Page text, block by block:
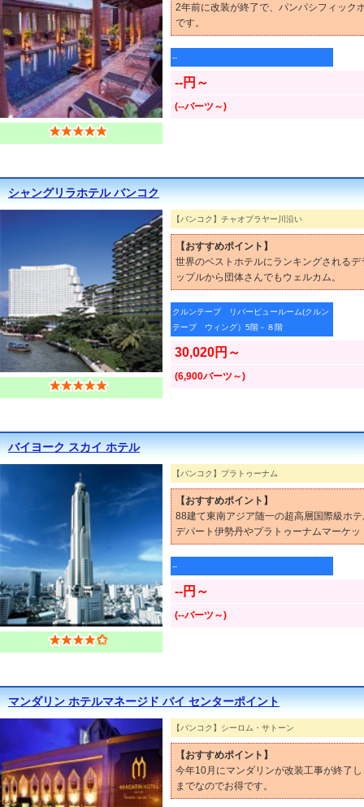
2年前に改装が終了で、パンパシフィック
です。
--
--円～
(--バーツ～)
シャングリラホテル バンコク
【バンコク】チャオプラヤー川沿い
【おすすめポイント】
世界のベストホテルにランキングされる
ップルから団体さんでもウェルカム。
クルンテープ リバービュールーム(クルン
テープ ウィング）5階－８階
30,020円～
(6,900バーツ～)
バイヨーク スカイ ホテル
【バンコク】プラトゥーナム
【おすすめポイント】
88建て東南アジア随一の超高層国際級ホ
デパート伊勢丹やプラトゥーナムマーケッ
--
--円～
(--バーツ～)
マンダリン ホテルマネージド バイ センターポイント
【バンコク】シーロム・サトーン
【おすすめポイント】
今年10月にマンダリンが改装工事が終了
までなのでお得です。